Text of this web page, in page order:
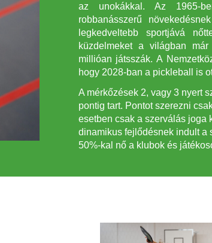
az unokákkal. Az 1965-
robbanásszerű
legkedveltebb sportjává
küzdelmeket a világban
millióan játsszák. A
hogy 2028-ban a pickleball is
A mérkőzések 2, vagy 3 nyert
pontig tart. Pontot szerezni
esetben csak a szerválás joga
dinamikus fejlődésnek indult a
50%-kal nő a klubok és